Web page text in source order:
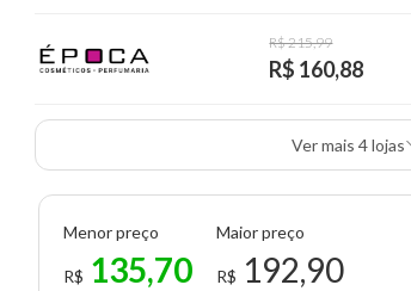
R$ 215,99
R$ 160,88
Ver mais 4 lojas
Menor preço
R$ 135,70
Maior preço
R$ 192,90